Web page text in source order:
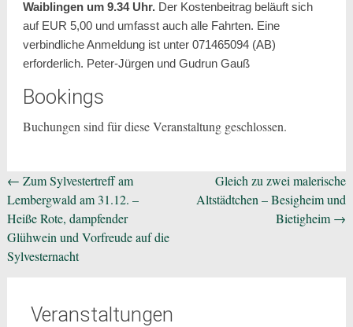
Waiblingen um 9.34 Uhr. Der Kostenbeitrag beläuft sich
auf EUR 5,00 und umfasst auch alle Fahrten. Eine
verbindliche Anmeldung ist unter 071465094 (AB)
erforderlich. Peter-Jürgen und Gudrun Gauß
Bookings
Buchungen sind für diese Veranstaltung geschlossen.
Beitragsnavigation
← Zum Sylvestertreff am
Lembergwald am 31.12. –
Heiße Rote, dampfender
Glühwein und Vorfreude auf die
Sylvesternacht
Gleich zu zwei malerische
Altstädtchen – Besigheim und
Bietigheim →
Veranstaltungen